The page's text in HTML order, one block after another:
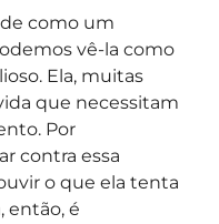
como um
vê-la como
Ela, muitas
que necessitam
Por
contra essa
o que ela tenta
então, é